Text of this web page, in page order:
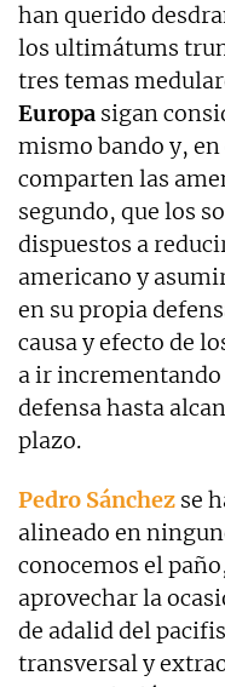
han querido
los ultimátums
tres temas
Europa sigan
mismo bando y,
comparten las
segundo, que los
dispuestos a
americano y
en su propia
causa y efecto de
a ir
defensa hasta
plazo.
Pedro Sánchez se
alineado en
conocemos el
aprovechar la
de adalid del
transversal y